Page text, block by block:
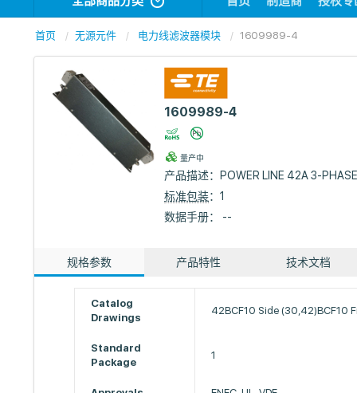
首页 无源元件 电力线滤波器模块 1609989-4
1609989-4
量产中
产品描述：
POWER LINE 42A 3-
标准包装：1
数据手册： --
规格参数 产品特性 技术文档
Catalog
Drawings
42BCF10 Side (30,42)BCF10
Standard
Package
1